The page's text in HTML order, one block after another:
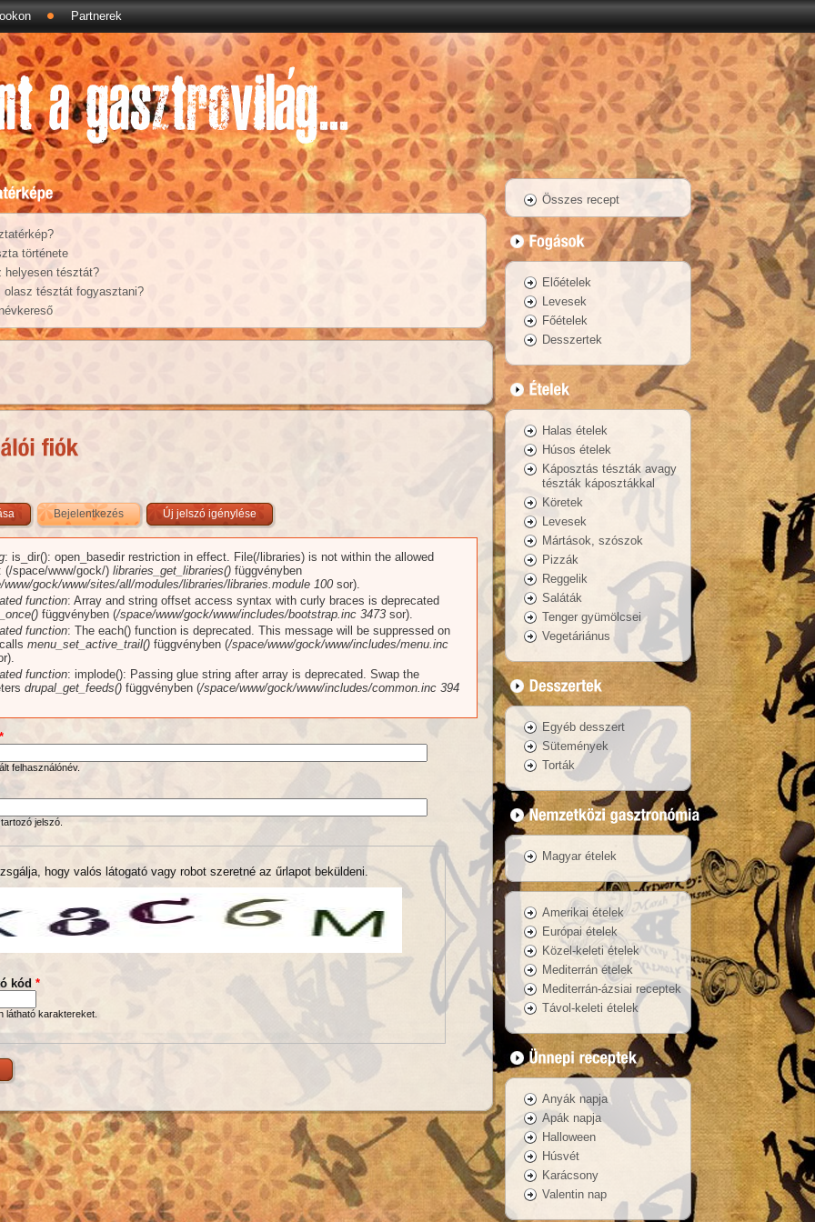
Partnerek
története
helyesen tésztát?
olasz tésztát fogyasztani?
Bejelentkezés(aktív fül)Új jelszó igénylése
: is_dir(): open_basedir restriction in effect. File(/libraries) is not within the allowed
(/space/www/gock/) libraries_get_libraries() függvényben
www/gock/www/sites/all/modules/libraries/libraries.module 100 sor).
function: Array and string offset access syntax with curly braces is deprecated
függvényben (/space/www/gock/www/includes/bootstrap.inc 3473 sor).
function: The each() function is deprecated. This message will be suppressed on
menu_set_active_trail() függvényben (/space/www/gock/www/includes/menu.inc
function: implode(): Passing glue string after array is deprecated. Swap the
drupal_get_feeds() függvényben (/space/www/gock/www/includes/common.inc 394
*
felhasználónév.
jelszó.
hogy valós látogató vagy robot szeretné az űrlapot beküldeni.
kód *
látható karaktereket.
Összes recept
Előételek
Levesek
Főételek
Desszertek
Halas ételek
Húsos ételek
Káposztás tészták avagy
tészták káposztákkal
Köretek
Levesek
Mártások, szószok
Pizzák
Reggelik
Saláták
Tenger gyümölcsei
Vegetáriánus
Egyéb desszert
Sütemények
Torták
Magyar ételek
Amerikai ételek
Európai ételek
Közel-keleti ételek
Mediterrán ételek
Mediterrán-ázsiai receptek
Távol-keleti ételek
Anyák napja
Apák napja
Halloween
Húsvét
Karácsony
Valentin nap